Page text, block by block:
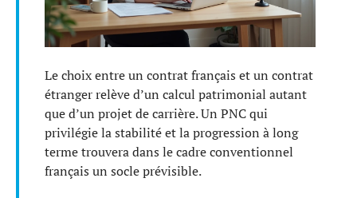
Le choix entre un contrat français et un contrat
étranger relève d’un calcul patrimonial autant
que d’un projet de carrière. Un PNC qui
privilégie la stabilité et la progression à long
terme trouvera dans le cadre conventionnel
français un socle prévisible.